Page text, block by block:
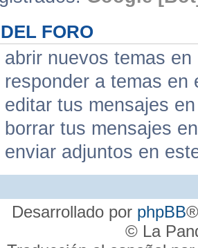
FORO
abrir nuevos temas
responder a temas en
editar tus mensajes
borrar tus mensajes
enviar adjuntos en
Desarrollado por phpBB
© La